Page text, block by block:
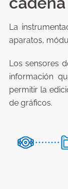
La
aparatos,
Los sensores
información
permitir la
de gráficos.